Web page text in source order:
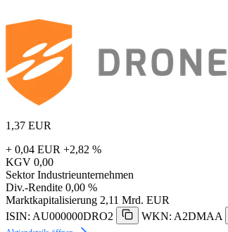
1,37 EUR
+ 0,04 EUR +2,82 %
KGV 0,00
Sektor Industrieunternehmen
Div.-Rendite 0,00 %
Marktkapitalisierung 2,11 Mrd. EUR
ISIN: AU000000DRO2
WKN: A2DMAA